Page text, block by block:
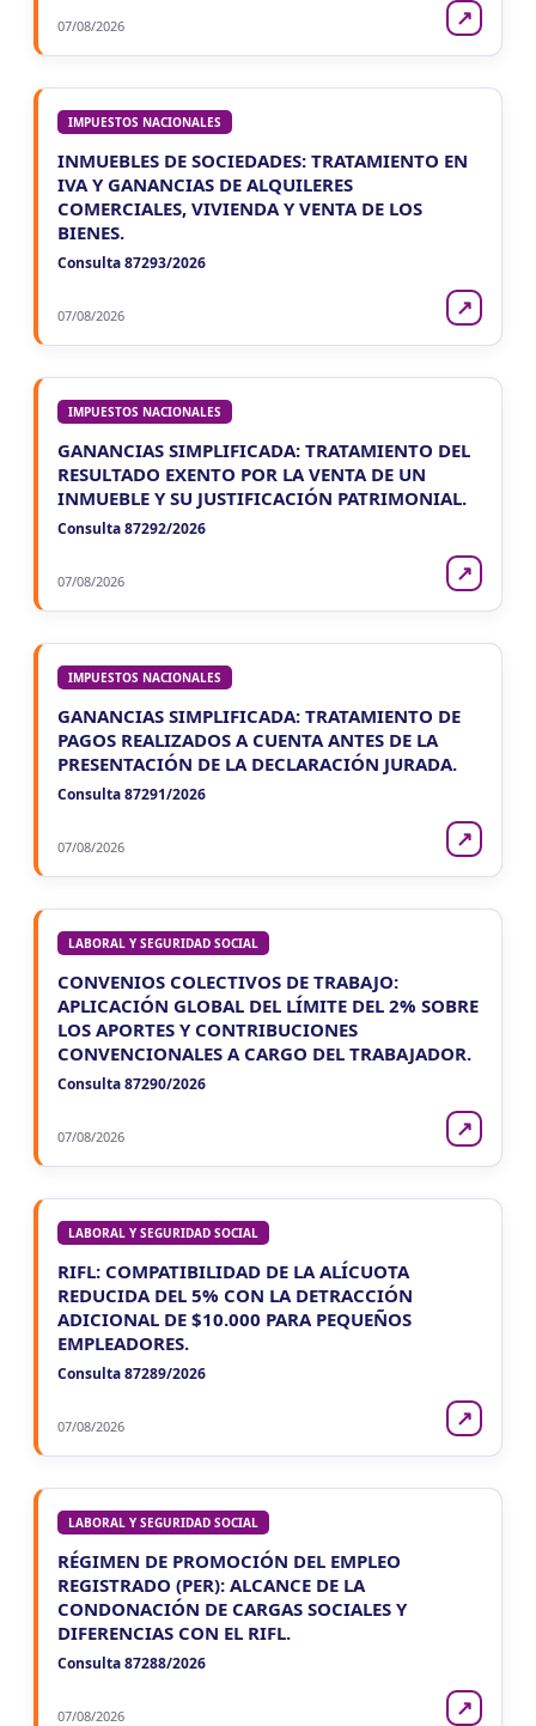
07/08/2026 ↗
IMPUESTOS NACIONALES
INMUEBLES DE SOCIEDADES: TRATAMIENTO EN
IVA Y GANANCIAS DE ALQUILERES
COMERCIALES, VIVIENDA Y VENTA DE LOS
BIENES.
Consulta 87293/2026
07/08/2026 ↗
IMPUESTOS NACIONALES
GANANCIAS SIMPLIFICADA: TRATAMIENTO DEL
RESULTADO EXENTO POR LA VENTA DE UN
INMUEBLE Y SU JUSTIFICACIÓN PATRIMONIAL.
Consulta 87292/2026
07/08/2026 ↗
IMPUESTOS NACIONALES
GANANCIAS SIMPLIFICADA: TRATAMIENTO DE
PAGOS REALIZADOS A CUENTA ANTES DE LA
PRESENTACIÓN DE LA DECLARACIÓN JURADA.
Consulta 87291/2026
07/08/2026 ↗
LABORAL Y SEGURIDAD SOCIAL
CONVENIOS COLECTIVOS DE TRABAJO:
APLICACIÓN GLOBAL DEL LÍMITE DEL 2% SOBRE
LOS APORTES Y CONTRIBUCIONES
CONVENCIONALES A CARGO DEL TRABAJADOR.
Consulta 87290/2026
07/08/2026 ↗
LABORAL Y SEGURIDAD SOCIAL
RIFL: COMPATIBILIDAD DE LA ALÍCUOTA
REDUCIDA DEL 5% CON LA DETRACCIÓN
ADICIONAL DE $10.000 PARA PEQUEÑOS
EMPLEADORES.
Consulta 87289/2026
07/08/2026 ↗
LABORAL Y SEGURIDAD SOCIAL
RÉGIMEN DE PROMOCIÓN DEL EMPLEO
REGISTRADO (PER): ALCANCE DE LA
CONDONACIÓN DE CARGAS SOCIALES Y
DIFERENCIAS CON EL RIFL.
Consulta 87288/2026
07/08/2026 ↗